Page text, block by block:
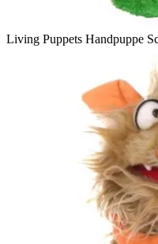
Living Puppets Handpuppe